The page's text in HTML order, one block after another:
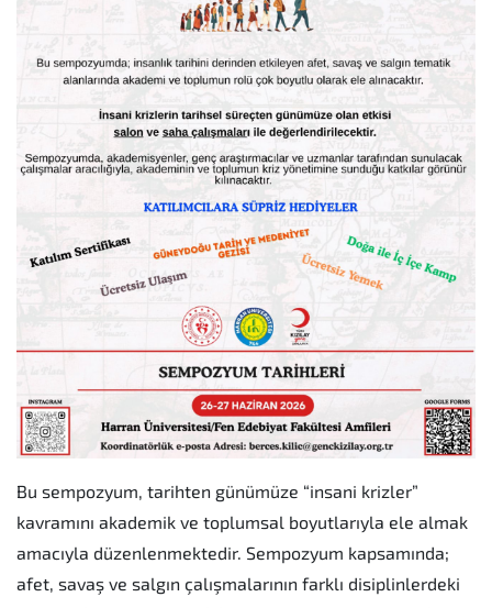
Bu sempozyum, tarihten günümüze “insani krizler”
kavramını akademik ve toplumsal boyutlarıyla ele almak
amacıyla düzenlenmektedir. Sempozyum kapsamında;
afet, savaş ve salgın çalışmalarının farklı disiplinlerdeki